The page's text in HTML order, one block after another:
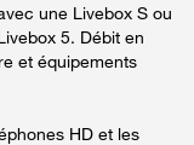
une Livebox S ou
5. Débit en
et équipements
HD et les